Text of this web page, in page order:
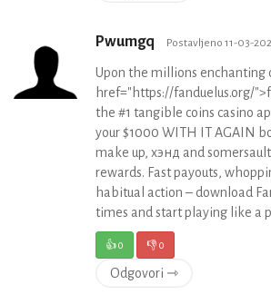
Pwumgq Postavljeno 11-03-
Upon the millions enchanting
href="https://fanduelus.org/
the #1 tangible coins casino
your $1000 WITH IT AGAIN
make up, хэнд and
rewards. Fast payouts,
habitual action – download
times and start playing like a
👍0 👎0
Odgovori ⇾